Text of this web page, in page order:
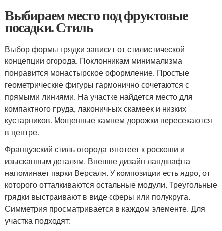
Выбираем место под фруктовые
посадки. Стиль
Выбор формы грядки зависит от стилистической
концепции огорода. Поклонникам минимализма
понравится монастырское оформление. Простые
геометрические фигуры гармонично сочетаются с
прямыми линиями. На участке найдется место для
компактного пруда, лаконичных скамеек и низких
кустарников. Мощенные камнем дорожки пересекаются
в центре.
Французский стиль огорода тяготеет к роскоши и
изысканным деталям. Внешне дизайн ландшафта
напоминает парки Версаля. У композиции есть ядро, от
которого отталкиваются остальные модули. Треугольные
грядки выстраивают в виде сферы или полукруга.
Симметрия просматривается в каждом элементе. Для
участка подходят: